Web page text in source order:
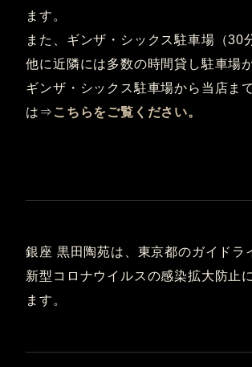
ます。
また、ギンザ・シックス駐車場（30
他に近隣には多数の時間貸し駐車場
ギンザ・シックス駐車場から当店ま
は⇒ こちらをご覧ください。
銀座 黒田陶苑は、東京都のガイドラ
新型コロナウイルスの感染拡大防止
ます。